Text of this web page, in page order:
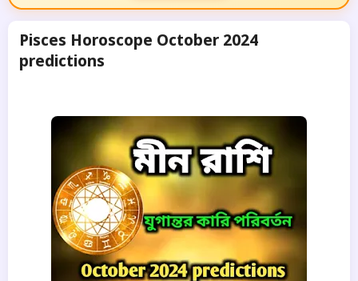
Pisces Horoscope October 2024
predictions